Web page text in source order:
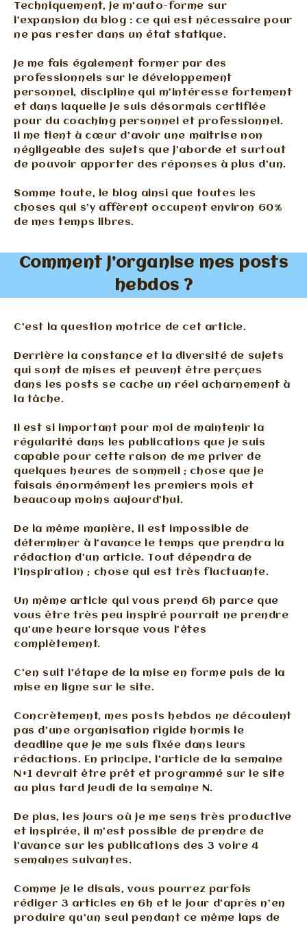
Techniquement, je m’auto-forme sur
l’expansion du blog : ce qui est nécessaire pour
ne pas rester dans un état statique.
Je me fais également former par des
professionnels sur le développement
personnel, discipline qui m’intéresse fortement
et dans laquelle je suis désormais certifiée
pour du coaching personnel et professionnel.
Il me tient à cœur d’avoir une maitrise non
négligeable des sujets que j’aborde et surtout
de pouvoir apporter des réponses à plus d’un.
Somme toute, le blog ainsi que toutes les
choses qui s’y affèrent occupent environ 60%
de mes temps libres.
Comment j’organise mes posts
hebdos ?
C’est la question motrice de cet article.
Derrière la constance et la diversité de sujets
qui sont de mises et peuvent être perçues
dans les posts se cache un réel acharnement à
la tâche.
Il est si important pour moi de maintenir la
régularité dans les publications que je suis
capable pour cette raison de me priver de
quelques heures de sommeil ; chose que je
faisais énormément les premiers mois et
beaucoup moins aujourd’hui.
De la même manière, il est impossible de
déterminer à l’avance le temps que prendra la
rédaction d’un article. Tout dépendra de
l’inspiration ; chose qui est très fluctuante.
Un même article qui vous prend 6h parce que
vous être très peu inspiré pourrait ne prendre
qu’une heure lorsque vous l’êtes
complètement.
C’en suit l’étape de la mise en forme puis de la
mise en ligne sur le site.
Concrètement, mes posts hebdos ne découlent
pas d’une organisation rigide hormis le
deadline que je me suis fixée dans leurs
rédactions. En principe, l’article de la semaine
N+1 devrait être prêt et programmé sur le site
au plus tard Jeudi de la semaine N.
De plus, les jours où je me sens très productive
et inspirée, il m’est possible de prendre de
l’avance sur les publications des 3 voire 4
semaines suivantes.
Comme je le disais, vous pourrez parfois
rédiger 3 articles en 6h et le jour d’après n’en
produire qu’un seul pendant ce même laps de